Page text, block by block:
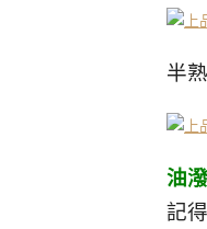
半
油
記